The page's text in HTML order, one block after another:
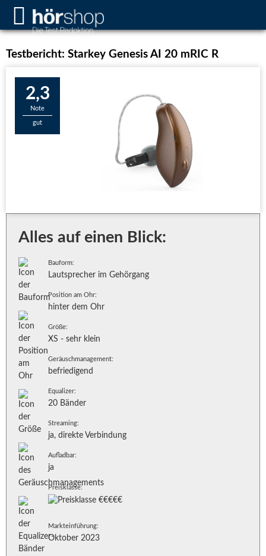
Testbericht: Starkey Genesis AI 20 mRIC R
2,3
Note
gut
Alles auf einen Blick:
Bauform:
Lautsprecher im Gehörgang
Position am Ohr:
hinter dem Ohr
Größe:
XS - sehr klein
Geräuschmanagement:
befriedigend
Equalizer:
20 Bänder
Streaming:
ja, direkte Verbindung
Aufladbar:
ja
Preisklasse:
Markteinführung:
Oktober 2023